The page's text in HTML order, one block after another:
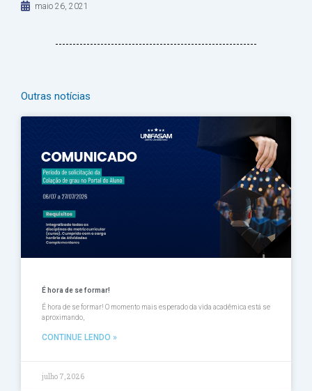
maio 26, 2021
Outras notícias
É hora de se formar!
É hora de se formar! O momento mais esperado da vida acadêmica está se
aproximando,
CONTINUE LENDO »
julho 7, 2026
PáginaPágina
PáginaPáginaPágina